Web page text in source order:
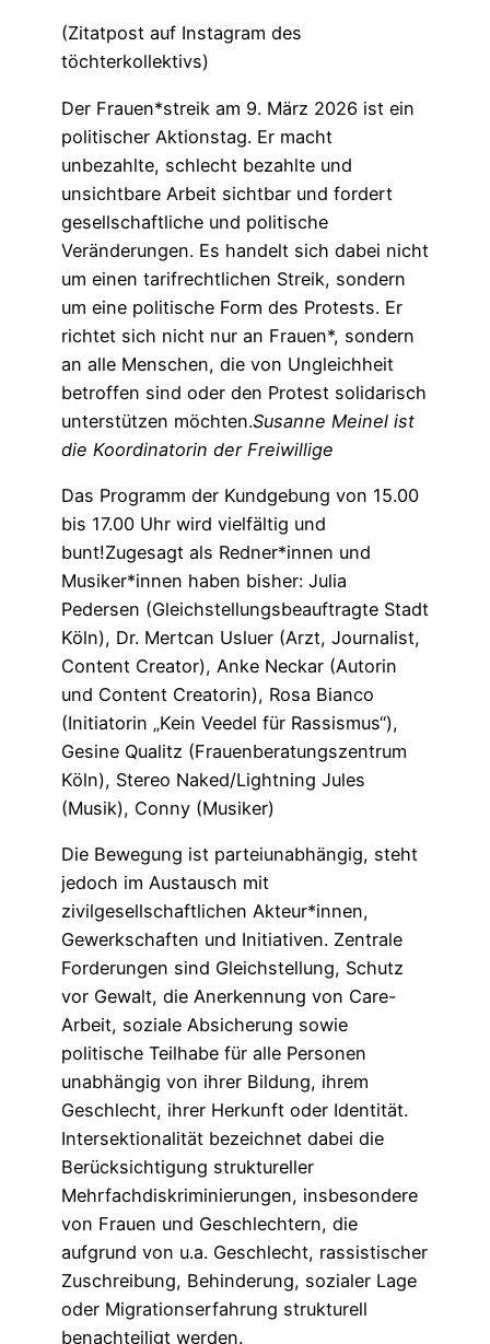
(Zitatpost auf Instagram des
töchterkollektivs)
Der Frauen*streik am 9. März 2026 ist ein
politischer Aktionstag. Er macht
unbezahlte, schlecht bezahlte und
unsichtbare Arbeit sichtbar und fordert
gesellschaftliche und politische
Veränderungen. Es handelt sich dabei nicht
um einen tarifrechtlichen Streik, sondern
um eine politische Form des Protests. Er
richtet sich nicht nur an Frauen*, sondern
an alle Menschen, die von Ungleichheit
betroffen sind oder den Protest solidarisch
unterstützen möchten.Susanne Meinel ist
die Koordinatorin der Freiwillige
Das Programm der Kundgebung von 15.00
bis 17.00 Uhr wird vielfältig und
bunt!Zugesagt als Redner*innen und
Musiker*innen haben bisher: Julia
Pedersen (Gleichstellungsbeauftragte Stadt
Köln), Dr. Mertcan Usluer (Arzt, Journalist,
Content Creator), Anke Neckar (Autorin
und Content Creatorin), Rosa Bianco
(Initiatorin „Kein Veedel für Rassismus“),
Gesine Qualitz (Frauenberatungszentrum
Köln), Stereo Naked/Lightning Jules
(Musik), Conny (Musiker)
Die Bewegung ist parteiunabhängig, steht
jedoch im Austausch mit
zivilgesellschaftlichen Akteur*innen,
Gewerkschaften und Initiativen. Zentrale
Forderungen sind Gleichstellung, Schutz
vor Gewalt, die Anerkennung von Care-
Arbeit, soziale Absicherung sowie
politische Teilhabe für alle Personen
unabhängig von ihrer Bildung, ihrem
Geschlecht, ihrer Herkunft oder Identität.
Intersektionalität bezeichnet dabei die
Berücksichtigung struktureller
Mehrfachdiskriminierungen, insbesondere
von Frauen und Geschlechtern, die
aufgrund von u.a. Geschlecht, rassistischer
Zuschreibung, Behinderung, sozialer Lage
oder Migrationserfahrung strukturell
benachteiligt werden.